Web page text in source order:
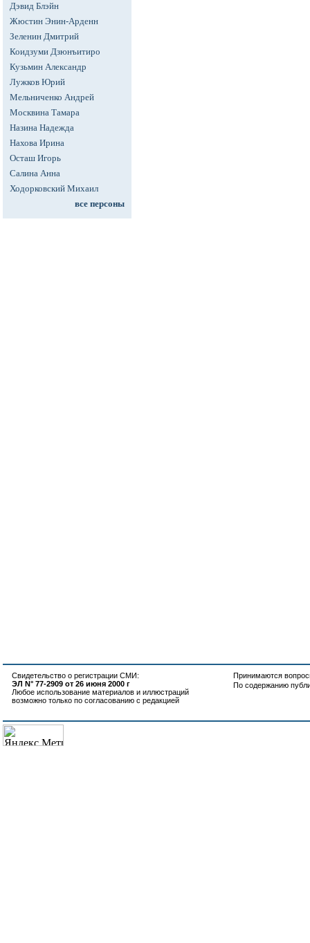
Дэвид Блэйн
Жюстин Энин-Арденн
Зеленин Дмитрий
Коидзуми Дзюнъитиро
Кузьмин Александр
Лужков Юрий
Мельниченко Андрей
Москвина Тамара
Назина Надежда
Нахова Ирина
Осташ Игорь
Салина Анна
Ходорковский Михаил
все персоны
Свидетельство о регистрации СМИ:
ЭЛ N° 77-2909 от 26 июня 2000 г
Любое использование материалов и иллюстраций
возможно только по согласованию с редакцией
Принимаются
По содержанию